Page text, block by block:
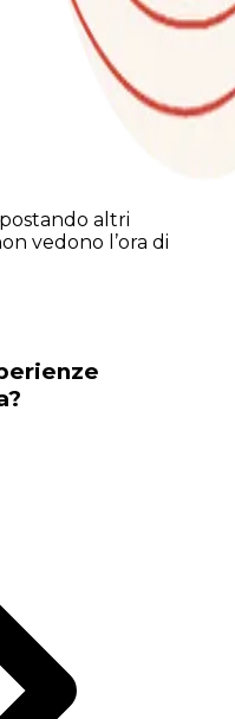
altri
vedono l’ora di